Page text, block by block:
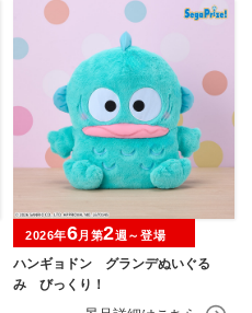
ハンギョドン グランデぬいぐる
み びっくり！
2026年6月第2週～登場